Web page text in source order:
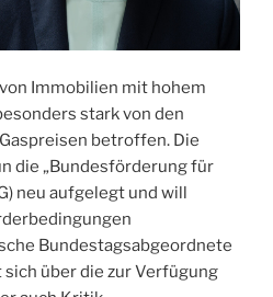
Immobilien mit hohem
stark von den
betroffen. Die
die „Bundesförderung für
neu aufgelegt und will
Bundestagsabgeordnete
über die zur Verfügung